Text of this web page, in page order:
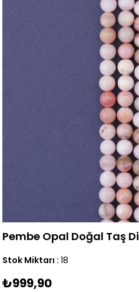
Pembe Opal Doğal Taş
Stok Miktarı : 18
₺999,90